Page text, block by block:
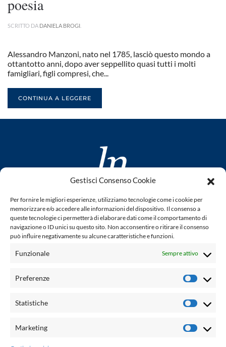
Gestisci Consenso Cookie
Per fornire le migliori esperienze, utilizziamo tecnologie come i cookie per
memorizzare e/o accedere alle informazioni del dispositivo. Il consenso a
queste tecnologie ci permetterà di elaborare dati come il comportamento di
navigazione o ID unici su questo sito. Non acconsentire o ritirare il consenso
può influire negativamente su alcune caratteristiche e funzioni.
Funzionale Sempre attivo
Preferenze
Statistiche
Marketing
poesia
SCRITTO DA DANIELA BROGI
Alessandro Manzoni, nato nel 1785, lasciò questo mondo a
ottantotto anni, dopo aver seppellito quasi tutti i molti
famigliari, figli compresi, che...
CONTINUA A LEGGERE
www.laletteraturaenoi.it
fondato da Romano Luperini
Questo blog non rappresenta una testata giornalistica in
quanto viene aggiornato senza alcuna periodicità. Non può
legge n° 62 del 7.03.2001. L'autore non è responsabile per
email: